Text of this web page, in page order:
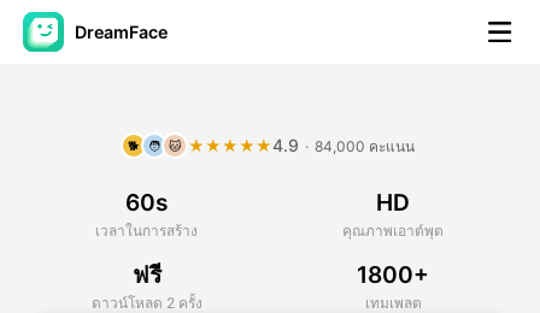
DreamFace
วิดีโออวัตาร์
วิดีโอ AI
รูปถ่าย
🐕 🧑 🐱 ★★★★★4.9 · 84,000 คะแนน
60s
เวลาในการสร้าง
HD
คุณภาพเอาต์พุต
ฟรี
ดาวน์โหลด 2 ครั้ง
1800+
เทมเพลต